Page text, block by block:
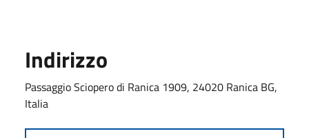
Indirizzo
Passaggio Sciopero di Ranica 1909, 24020 Ranica BG,
Italia